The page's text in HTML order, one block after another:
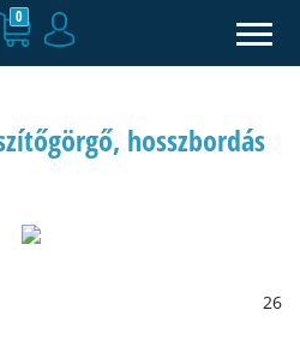
0
hosszbordás
26